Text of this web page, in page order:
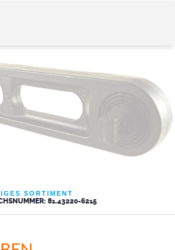
SORTIMENT
81.43220-6215